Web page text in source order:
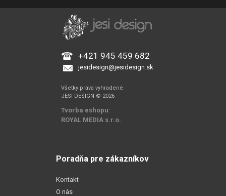
+421 945 459 682
jesidesign@jesidesign.sk
Všetky práva vyhradené.
JESI DESIGN © 2026
Tvorba eshopu:
ROYAL MEDIA s.r.o.
Poradňa pre zákazníkov
Kontakt
O nás